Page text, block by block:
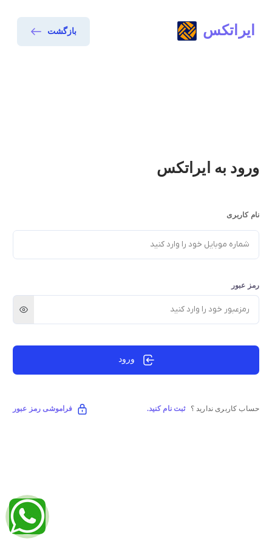
ورود به ایراتکس
نام کاربری
رمز عبور
ورود
حساب کاربری ندارید ؟ ثبت نام کنید. فراموشی رمز عبور
ایراتکس بازگشت